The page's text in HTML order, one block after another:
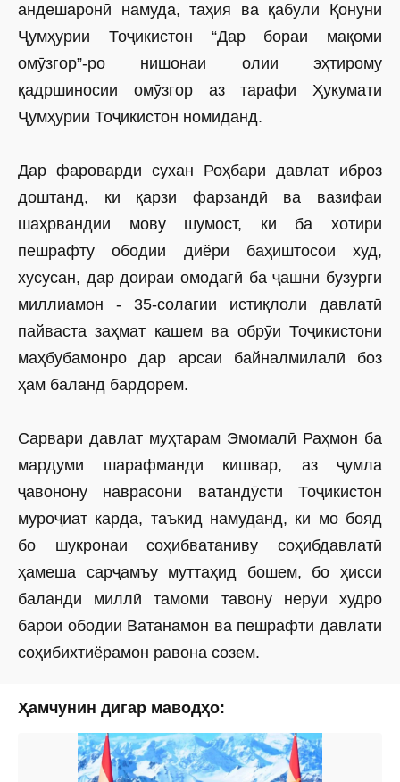
андешаронӣ намуда, таҳия ва қабули Қонуни
Ҷумҳурии Тоҷикистон “Дар бораи мақоми
омӯзгор”-ро нишонаи олии эҳтирому
қадршиносии омӯзгор аз тарафи Ҳукумати
Ҷумҳурии Тоҷикистон номиданд.
Дар фароварди сухан Роҳбари давлат иброз
доштанд, ки қарзи фарзандӣ ва вазифаи
шаҳрвандии мову шумост, ки ба хотири
пешрафту ободии диёри баҳиштосои худ,
хусусан, дар доираи омодагӣ ба ҷашни бузурги
миллиамон - 35-солагии истиқлоли давлатӣ
пайваста заҳмат кашем ва обрӯи Тоҷикистони
маҳбубамонро дар арсаи байналмилалӣ боз
ҳам баланд бардорем.
Сарвари давлат муҳтарам Эмомалӣ Раҳмон ба
мардуми шарафманди кишвар, аз ҷумла
ҷавонону наврасони ватандӯсти Тоҷикистон
муроҷиат карда, таъкид намуданд, ки мо бояд
бо шукронаи соҳибватаниву соҳибдавлатӣ
ҳамеша сарҷамъу муттаҳид бошем, бо ҳисси
баланди миллӣ тамоми тавону неруи худро
барои ободии Ватанамон ва пешрафти давлати
соҳибихтиёрамон равона созем.
Ҳамчунин дигар маводҳо: